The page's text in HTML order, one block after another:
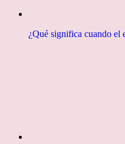
¿Qué significa cuando